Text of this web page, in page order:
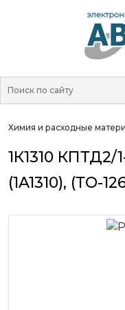
Химия и расходные
1К1310 КПТД2/
(1A1310), (ТО-